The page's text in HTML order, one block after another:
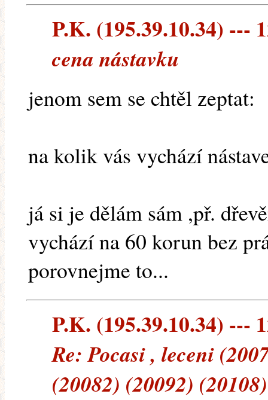
P.K. (195.39.10.34) ---
cena nástavku
jenom sem se chtěl zeptat:
na kolik vás vychází
já si je dělám sám ,př.
vychází na 60 korun bez
porovnejme to...
P.K. (195.39.10.34) ---
Re: Pocasi , leceni
(20082) (20092)